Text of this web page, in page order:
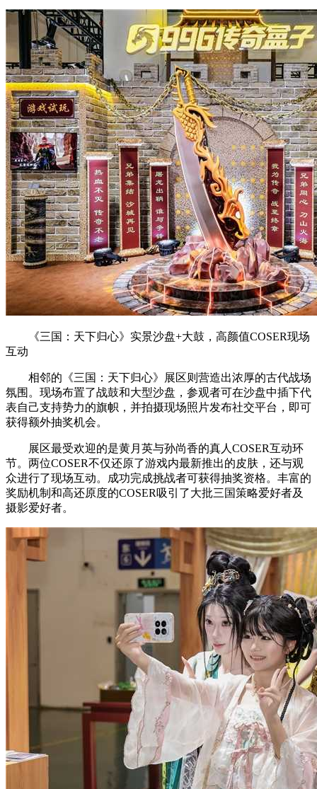
《三国：天下归心》实景沙盘+大鼓，高颜值COSER现场
互动
相邻的《三国：天下归心》展区则营造出浓厚的古代战场
氛围。现场布置了战鼓和大型沙盘，参观者可在沙盘中插下代
表自己支持势力的旗帜，并拍摄现场照片发布社交平台，即可
获得额外抽奖机会。
展区最受欢迎的是黄月英与孙尚香的真人COSER互动环
节。两位COSER不仅还原了游戏内最新推出的皮肤，还与观
众进行了现场互动。成功完成挑战者可获得抽奖资格。丰富的
奖励机制和高还原度的COSER吸引了大批三国策略爱好者及
摄影爱好者。